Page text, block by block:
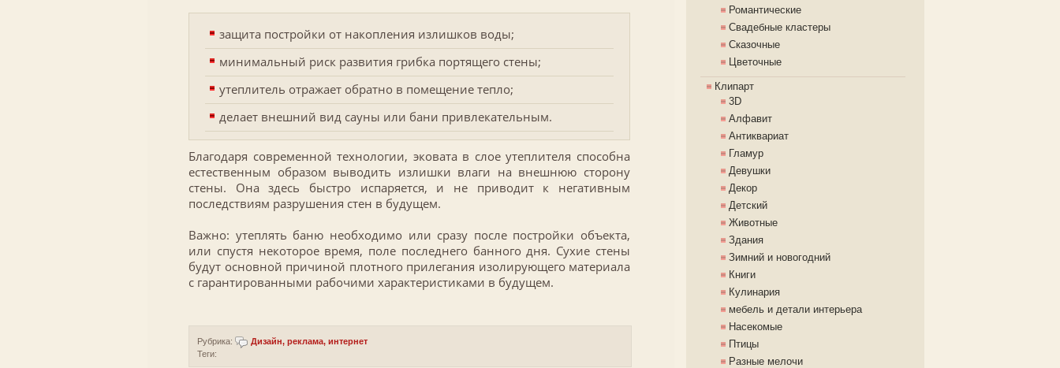
защита постройки от накопления излишков воды;
минимальный риск развития грибка портящего стены;
утеплитель отражает обратно в помещение тепло;
делает внешний вид сауны или бани привлекательным.
Благодаря современной технологии, эковата в слое утеплителя способна
естественным образом выводить излишки влаги на внешнюю сторону
стены. Она здесь быстро испаряется, и не приводит к негативным
последствиям разрушения стен в будущем.
Важно: утеплять баню необходимо или сразу после постройки объекта,
или спустя некоторое время, поле последнего банного дня. Сухие стены
будут основной причиной плотного прилегания изолирующего материала
с гарантированными рабочими характеристиками в будущем.
Рубрика:
Дизайн, реклама, интернет
Теги:
Романтические
Свадебные кластеры
Сказочные
Цветочные
Клипарт
3D
Алфавит
Антиквариат
Гламур
Девушки
Декор
Детский
Животные
Здания
Зимний и новогодний
Книги
Кулинария
мебель и детали интерьера
Насекомые
Птицы
Разные мелочи